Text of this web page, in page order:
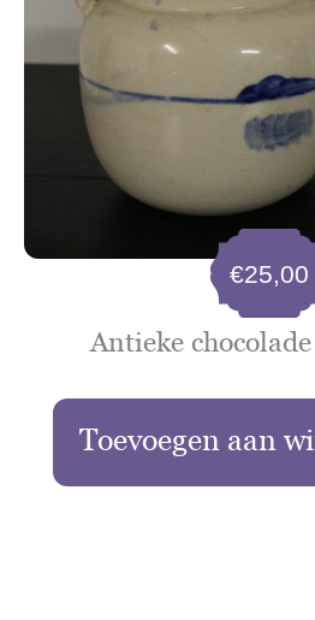
Antieke
€25,00
Toevoegen aan